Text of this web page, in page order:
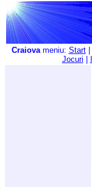
Craiovameniu: Start|
Jocuri